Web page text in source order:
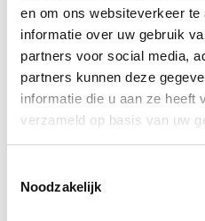
en om ons websiteverkeer
informatie over uw gebruik
partners voor social media,
partners kunnen deze
informatie die u aan ze heeft
verzameld op basis van uw
Noodzakelijk
Hulp nodig bij
Neem contact met ons